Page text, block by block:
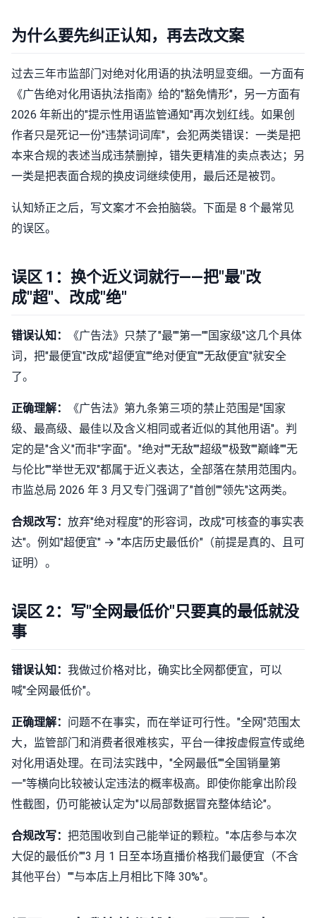
为什么要先纠正认知，再去改文案
过去三年市监部门对绝对化用语的执法明显变细。一方面有
《广告绝对化用语执法指南》给的"豁免情形"，另一方面有
2026 年新出的"提示性用语监管通知"再次划红线。如果创
作者只是死记一份"违禁词词库"，会犯两类错误：一类是把
本来合规的表述当成违禁删掉，错失更精准的卖点表达；另
一类是把表面合规的换皮词继续使用，最后还是被罚。
认知矫正之后，写文案才不会拍脑袋。下面是 8 个最常见
的误区。
误区 1：换个近义词就行——把"最"改
成"超"、改成"绝"
错误认知：
《广告法》只禁了"最""第一""国家级"这几个具体
词，把"最便宜"改成"超便宜""绝对便宜""无敌便宜"就安全
了。
正确理解：
《广告法》第九条第三项的禁止范围是"国家
级、最高级、最佳以及含义相同或者近似的其他用语"。判
定的是"含义"而非"字面"。"绝对""无敌""超级""极致""巅峰""无
与伦比""举世无双"都属于近义表达，全部落在禁用范围内。
市监总局 2026 年 3 月又专门强调了"首创""领先"这两类。
合规改写： 放弃"绝对程度"的形容词，改成"可核查的事实表
达"。例如"超便宜" → "本店历史最低价"（前提是真的、且可
证明）。
误区 2：写"全网最低价"只要真的最低就没
事
错误认知： 我做过价格对比，确实比全网都便宜，可以
喊"全网最低价"。
正确理解： 问题不在事实，而在举证可行性。"全网"范围太
大，监管部门和消费者很难核实，平台一律按虚假宣传或绝
对化用语处理。在司法实践中，"全网最低""全国销量第
一"等横向比较被认定违法的概率极高。即使你能拿出阶段
性截图，仍可能被认定为"以局部数据冒充整体结论"。
合规改写： 把范围收到自己能举证的颗粒。"本店参与本次
大促的最低价""3 月 1 日至本场直播价格我们最便宜（不含
其他平台）""与本店上月相比下降 30%"。